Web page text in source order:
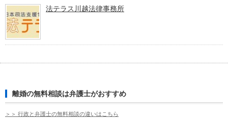
法テラス川越法律事務所
離婚の無料相談は弁護士がおすすめ
＞＞ 行政と弁護士の無料相談の違いはこちら